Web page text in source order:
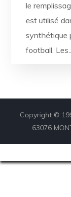
le
est utilisé
synthétique
football.
Copyright ©
63076